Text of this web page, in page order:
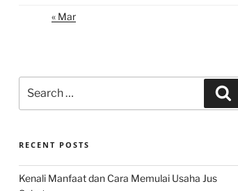
« Mar
for:
RECENT POSTS
Kenali Manfaat dan Cara Memulai Usaha Jus